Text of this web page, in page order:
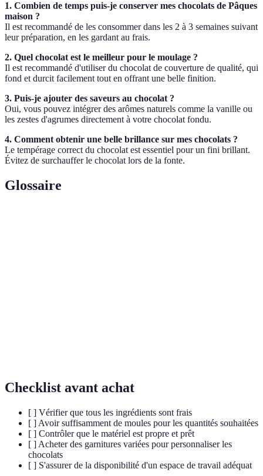
1. Combien de temps puis-je conserver mes chocolats de Pâques
maison ?
Il est recommandé de les consommer dans les 2 à 3 semaines suivant
leur préparation, en les gardant au frais.
2. Quel chocolat est le meilleur pour le moulage ?
Il est recommandé d'utiliser du chocolat de couverture de qualité, qui
fond et durcit facilement tout en offrant une belle finition.
3. Puis-je ajouter des saveurs au chocolat ?
Oui, vous pouvez intégrer des arômes naturels comme la vanille ou
les zestes d'agrumes directement à votre chocolat fondu.
4. Comment obtenir une belle brillance sur mes chocolats ?
Le tempérage correct du chocolat est essentiel pour un fini brillant.
Évitez de surchauffer le chocolat lors de la fonte.
Glossaire
Checklist avant achat
[ ] Vérifier que tous les ingrédients sont frais
[ ] Avoir suffisamment de moules pour les quantités souhaitées
[ ] Contrôler que le matériel est propre et prêt
[ ] Acheter des garnitures variées pour personnaliser les
chocolats
[ ] S'assurer de la disponibilité d'un espace de travail adéquat